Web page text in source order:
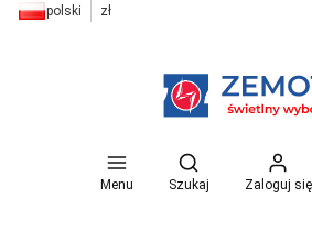
polski zł
Menu
Otwórz
Szukaj Zaloguj się